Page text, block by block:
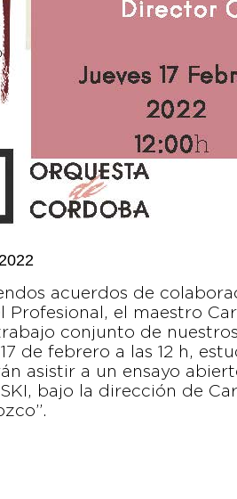
acuerdos de
Profesional, el maestro
conjunto de
17 de febrero a las 12 h,
asistir a un ensayo
bajo la dirección de